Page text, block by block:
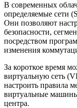
В современных
определяемые сети
Они позволяют
безопасности,
посредством
изменения
За короткое время
виртуальную сеть
настроить правила
виртуальные
центра.